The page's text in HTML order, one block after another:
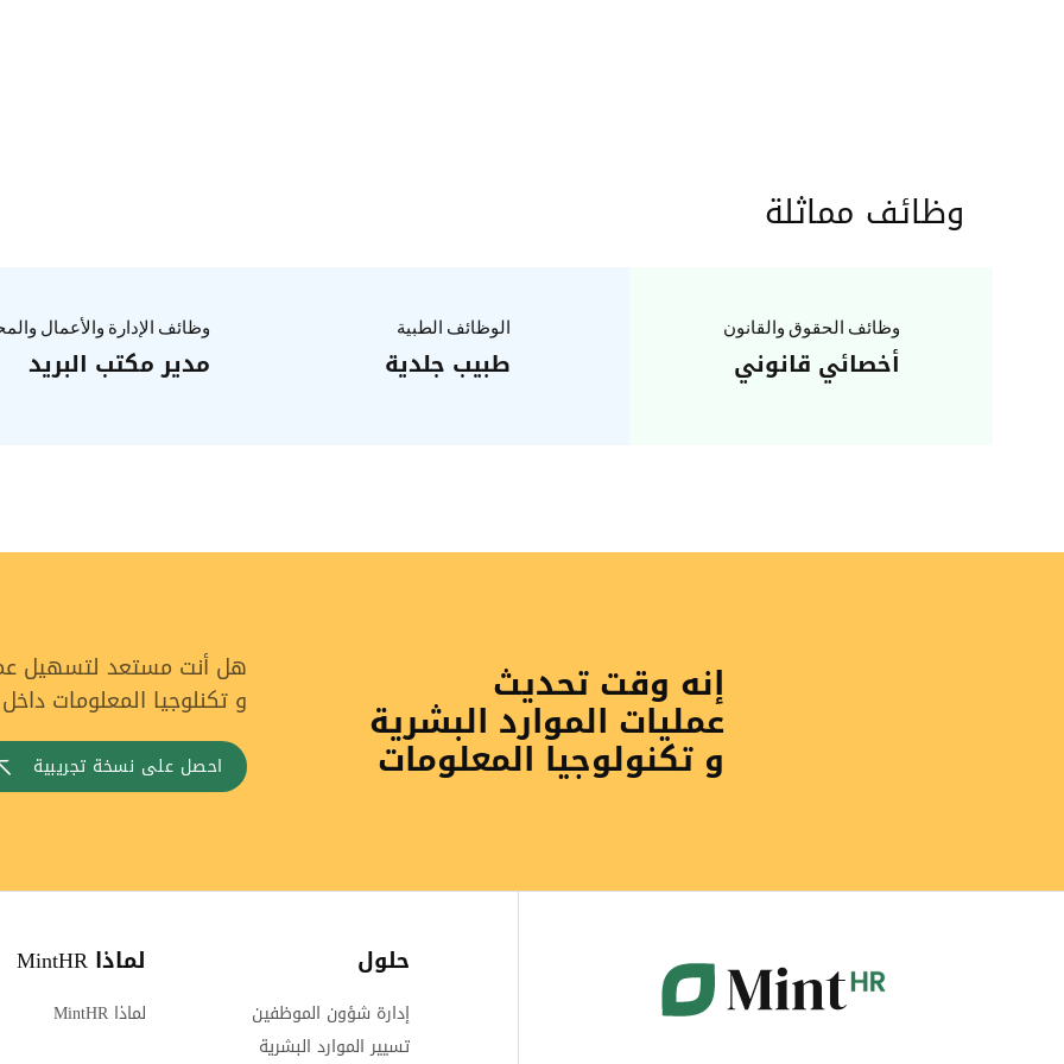
وظائف مماثلة
وظائف الحقوق والقانون
أخصائي قانوني
الوظائف الطبية
طبيب جلدية
وظائف الإدارة والأعمال
مدير مكتب البريد
إنه وقت تحديث
عمليات الموارد البشرية
و تكنولوجيا المعلومات
هل أنت مستعد لتسهيل
و تكنلوجيا المعلومات
احصل على نسخة تجريبية
حلول
إدارة شؤون الموظفين
تسيير الموارد البشرية
لماذا MintHR
لماذا MintHR